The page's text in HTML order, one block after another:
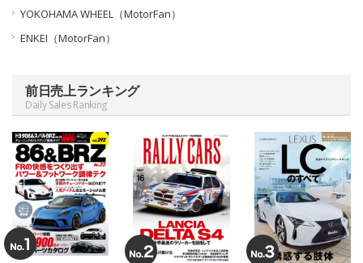
YOKOHAMA WHEEL（MotorFan）
ENKEI（MotorFan）
前日売上ランキング
Daily Sales Ranking